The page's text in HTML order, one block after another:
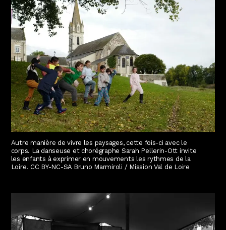
Autre manière de vivre les paysages, cette fois-ci avec le
corps. La danseuse et chorégraphe Sarah Pellerin-Ott invite
les enfants à exprimer en mouvements les rythmes de la
Loire. CC BY-NC-SA Bruno Marmiroli / Mission Val de Loire